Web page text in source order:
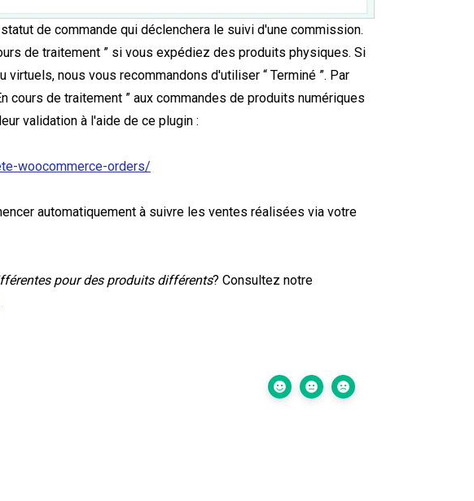
de commande qui déclenchera le suivi d'une commission.
de traitement ” si vous expédiez des produits physiques. Si
nous vous recommandons d'utiliser “ Terminé ”. Par
cours de traitement ” aux commandes de produits numériques
validation à l'aide de ce plugin :
woocommerce-orders/
automatiquement à suivre les ventes réalisées via votre
pour des produits différents? Consultez notre